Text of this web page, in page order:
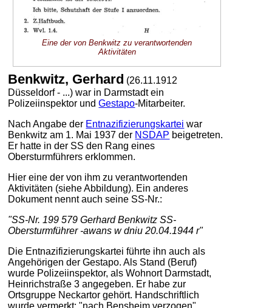
Eine der von Benkwitz zu verantwortenden
Aktivitäten
Benkwitz, Gerhard (26.11.1912
Düsseldorf - ...) war in Darmstadt ein
Polizeiinspektor undGestapo-Mitarbeiter.
Nach Angabe der Entnazifizierungskartei war
Benkwitz am 1. Mai 1937 der NSDAP beigetreten.
Er hatte in der SS den Rang eines
Obersturmführers erklommen.
Hier eine der von ihm zu verantwortenden
Aktivitäten (siehe Abbildung). Ein anderes
Dokument nennt auch seine SS-Nr.:
"SS-Nr. 199 579 Gerhard Benkwitz SS-
Obersturmführer -awans w dniu 20.04.1944 r"
Die Entnazifizierungskartei führte ihn auch als
Angehörigen der Gestapo. Als Stand (Beruf)
wurde Polizeiinspektor, als Wohnort Darmstadt,
Heinrichstraße 3 angegeben. Er habe zur
Ortsgruppe Neckartor gehört. Handschriftlich